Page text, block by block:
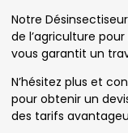
Notre
de l’agriculture
vous garantit un
N’hésitez plus et
pour obtenir un
des tarifs